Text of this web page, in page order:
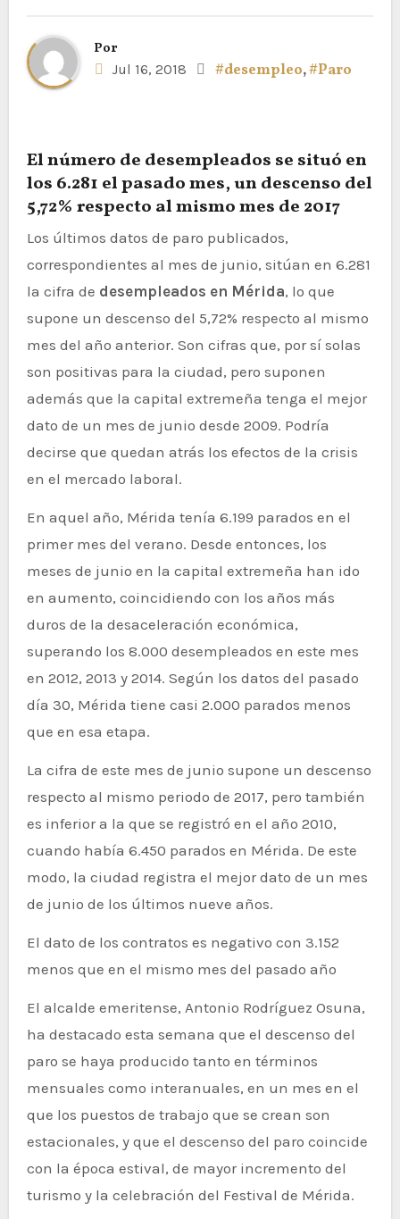
Por
Jul 16, 2018
#desempleo,#Paro
El número de desempleados se situó en
los 6.281 el pasado mes, un descenso del
5,72% respecto al mismo mes de 2017
Los últimos datos de paro publicados,
correspondientes al mes de junio, sitúan en 6.281
la cifra de desempleados en Mérida, lo que
supone un descenso del 5,72% respecto al mismo
mes del año anterior. Son cifras que, por sí solas
son positivas para la ciudad, pero suponen
además que la capital extremeña tenga el mejor
dato de un mes de junio desde 2009. Podría
decirse que quedan atrás los efectos de la crisis
en el mercado laboral.
En aquel año, Mérida tenía 6.199 parados en el
primer mes del verano. Desde entonces, los
meses de junio en la capital extremeña han ido
en aumento, coincidiendo con los años más
duros de la desaceleración económica,
superando los 8.000 desempleados en este mes
en 2012, 2013 y 2014. Según los datos del pasado
día 30, Mérida tiene casi 2.000 parados menos
que en esa etapa.
La cifra de este mes de junio supone un descenso
respecto al mismo periodo de 2017, pero también
es inferior a la que se registró en el año 2010,
cuando había 6.450 parados en Mérida. De este
modo, la ciudad registra el mejor dato de un mes
de junio de los últimos nueve años.
El dato de los contratos es negativo con 3.152
menos que en el mismo mes del pasado año
El alcalde emeritense, Antonio Rodríguez Osuna,
ha destacado esta semana que el descenso del
paro se haya producido tanto en términos
mensuales como interanuales, en un mes en el
que los puestos de trabajo que se crean son
estacionales, y que el descenso del paro coincide
con la época estival, de mayor incremento del
turismo y la celebración del Festival de Mérida.